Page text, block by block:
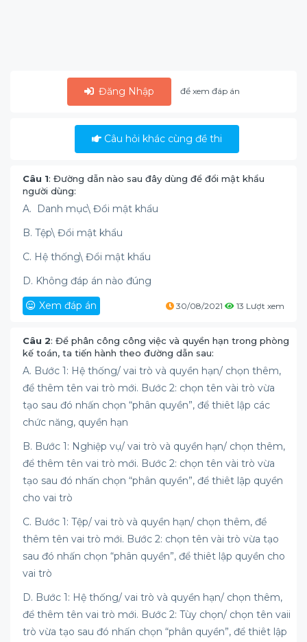
Đăng Nhập để xem đáp án
Câu hỏi khác cùng đề thi
Câu 1: Đường dẫn nào sau đây dùng để đổi mật khẩu
người dùng:
A. Danh mục\ Đổi mật khẩu
B. Tệp\ Đổi mật khẩu
C. Hệ thống\ Đổi mật khẩu
D. Không đáp án nào đúng
Xem đáp án
30/08/2021 13 Lượt xem
Câu 2: Để phân công công việc và quyền hạn trong phòng
kế toán, ta tiến hành theo đường dẫn sau:
A. Bước 1: Hệ thống/ vai trò và quyền hạn/ chọn thêm,
để thêm tên vai trò mới. Bước 2: chọn tên vài trò vừa
tạo sau đó nhấn chọn “phân quyền”, để thiêt lập các
chức năng, quyền hạn
B. Bước 1: Nghiệp vụ/ vai trò và quyền hạn/ chọn thêm,
để thêm tên vai trò mới. Bước 2: chọn tên vài trò vừa
tạo sau đó nhấn chọn “phân quyền”, để thiêt lập quyền
cho vai trò
C. Bước 1: Tệp/ vai trò và quyền hạn/ chọn thêm, để
thêm tên vai trò mới. Bước 2: chọn tên vài trò vừa tạo
sau đó nhấn chọn “phân quyền”, để thiêt lập quyền cho
vai trò
D. Bước 1: Hệ thống/ vai trò và quyền hạn/ chọn thêm,
để thêm tên vai trò mới. Bước 2: Tùy chọn/ chọn tên vaii
trò vừa tạo sau đó nhấn chọn “phân quyền”, để thiêt lập